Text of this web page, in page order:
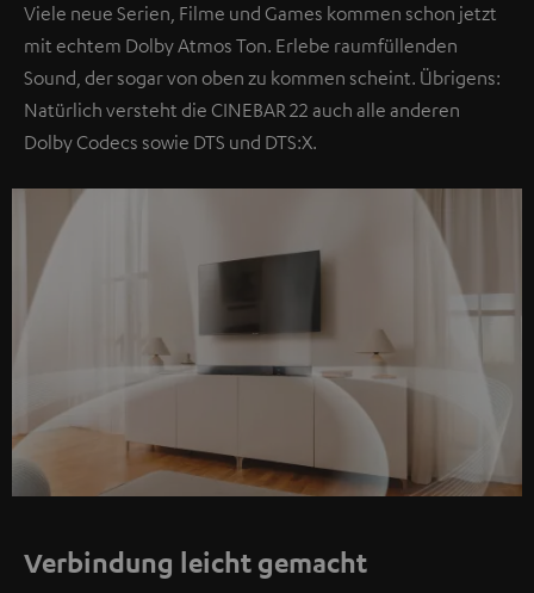
Viele neue Serien, Filme und Games kommen schon jetzt
mit echtem Dolby Atmos Ton. Erlebe raumfüllenden
Sound, der sogar von oben zu kommen scheint. Übrigens:
Natürlich versteht die CINEBAR 22 auch alle anderen
Dolby Codecs sowie DTS und DTS:X.
Verbindung leicht gemacht